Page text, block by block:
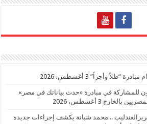
مبادرة “ظلاً وأجراً” 3 أغسطس، 2026
للمشاركة في مبادرة «حدث بياناتك في مصر»
بالخارج 3 أغسطس، 2026
.. محمد شبانة يكشف إجراءات جديدة